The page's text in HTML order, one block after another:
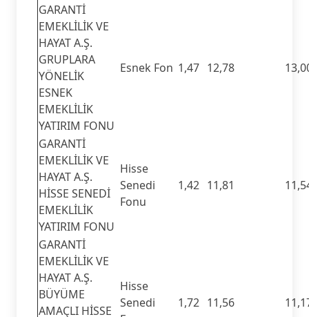
GARANTİ
EMEKLİLİK VE
HAYAT A.Ş.
GRUPLARA
YÖNELİK
ESNEK
EMEKLİLİK
YATIRIM FONU
Esnek Fon 1,47 12,78
GARANTİ
EMEKLİLİK VE
HAYAT A.Ş.
HİSSE SENEDİ
EMEKLİLİK
YATIRIM FONU
Hisse
Senedi
Fonu
1,42 11,81
GARANTİ
EMEKLİLİK VE
HAYAT A.Ş.
BÜYÜME
AMAÇLI HİSSE
Hisse
Senedi
1,72 11,56